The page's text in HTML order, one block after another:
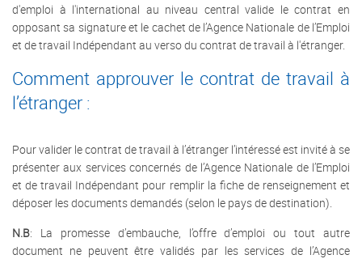
d'emploi à l'international au niveau central valide le contrat en
opposant sa signature et le cachet de l’Agence Nationale de l’Emploi
et de travail Indépendant au verso du contrat de travail à l'étranger.
Comment approuver le contrat de travail à
l’étranger :
Pour valider le contrat de travail à l’étranger l’intéressé est invité à se
présenter aux services concernés de l’Agence Nationale de l’Emploi
et de travail Indépendant pour remplir la fiche de renseignement et
déposer les documents demandés (selon le pays de destination).
N.B: La promesse d’embauche, l’offre d’emploi ou tout autre
document ne peuvent être validés par les services de l’Agence